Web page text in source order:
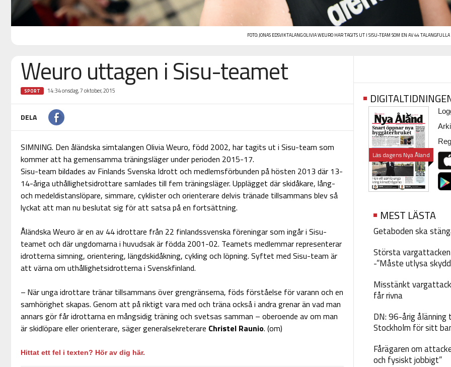
FOTO: JONAS EDSVIKTALANG OLIVIA WEURO HAR TAGITS UT I SISU-TEAM SOM EN AV 44
Weuro uttagen i Sisu-teamet
SPORT 14:34 onsdag, 7 oktober, 2015
DELA
SIMNING. Den åländska simtalangen Olivia Weuro, född 2002, har tagits ut i Sisu-team som
kommer att ha gemensamma träningsläger under perioden 2015-17.
Sisu-team bildades av Finlands Svenska Idrott och medlemsförbunden på hösten 2013 där 13-
14-åriga uthållighetsidrottare samlades till fem träningsläger. Upplägget där skidåkare, lång-
och medeldistanslöpare, simmare, cyklister och orienterare delvis tränade tillsammans blev så
lyckat att man nu beslutat sig för att satsa på en fortsättning.
Åländska Weuro är en av 44 idrottare från 22 finlandssvenska föreningar som ingår i Sisu-
teamet och där ungdomarna i huvudsak är födda 2001-02. Teamets medlemmar representerar
idrotterna simning, orientering, längdskidåkning, cykling och löpning. Syftet med Sisu-team är
att värna om uthållighetsidrotterna i Svenskfinland.
– När unga idrottare tränar tillsammans över grengränserna, föds förståelse för varann och en
samhörighet skapas. Genom att på riktigt vara med och träna också i andra grenar än vad man
annars gör får idrottarna en mångsidig träning och svetsas samman – oberoende av om man
är skidlöpare eller orienterare, säger generalsekreterare Christel Raunio. (om)
Hittat ett fel i texten? Hör av dig här.
Läs dagens Nya Åland
MEST LÄSTA
Getaboden ska
Största
-”Måste utlysa
Misstänkt
får rivna
DN: 96-årig
Stockholm för sitt
Fårägaren om
och fysiskt jobbigt”